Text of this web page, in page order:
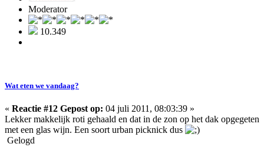
Moderator
10.349
Wat eten we vandaag?
« Reactie #12 Gepost op: 04 juli 2011, 08:03:39 »
Lekker makkelijk roti gehaald en dat in de zon op het dak opgegeten
met een glas wijn. Een soort urban picknick dus
Gelogd